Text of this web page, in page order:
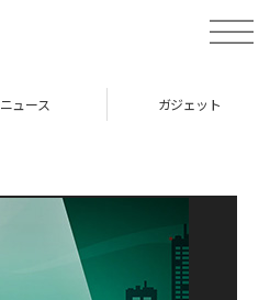
toggle
ニュース ガジェット